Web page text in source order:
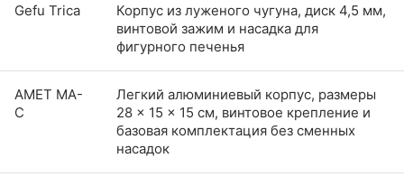
Gefu Trica
Корпус из луженого чугуна, диск 4,5 мм,
винтовой зажим и насадка для
фигурного печенья
АМЕТ МА-
С
Легкий алюминиевый корпус, размеры
28 × 15 × 15 см, винтовое крепление и
базовая комплектация без сменных
насадок